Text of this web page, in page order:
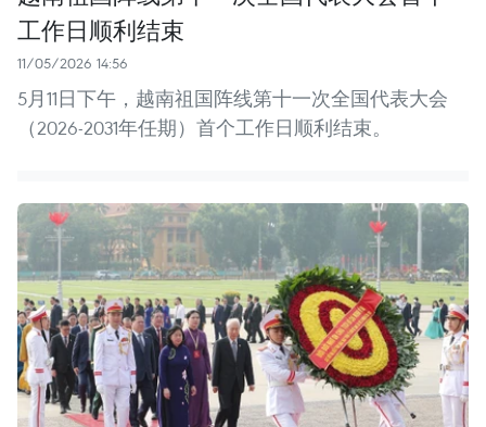
工作日顺利结束
11/05/2026 14:56
5月11日下午，越南祖国阵线第十一次全国代表大会
（2026-2031年任期）首个工作日顺利结束。